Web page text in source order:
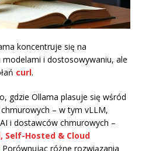
koncentruje się na
modelami i dostosowywaniu, ale
curl.
gdzie Ollama plasuje się wśród
– w tym vLLM,
i dostawców chmurowych –
Self-Hosted & Cloud
Porównując różne rozwiązania